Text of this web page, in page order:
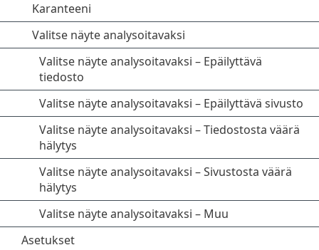
Karanteeni
Valitse näyte analysoitavaksi
Valitse näyte analysoitavaksi – Epäilyttävä
tiedosto
Valitse näyte analysoitavaksi – Epäilyttävä sivusto
Valitse näyte analysoitavaksi – Tiedostosta väärä
hälytys
Valitse näyte analysoitavaksi – Sivustosta väärä
hälytys
Valitse näyte analysoitavaksi – Muu
Asetukset